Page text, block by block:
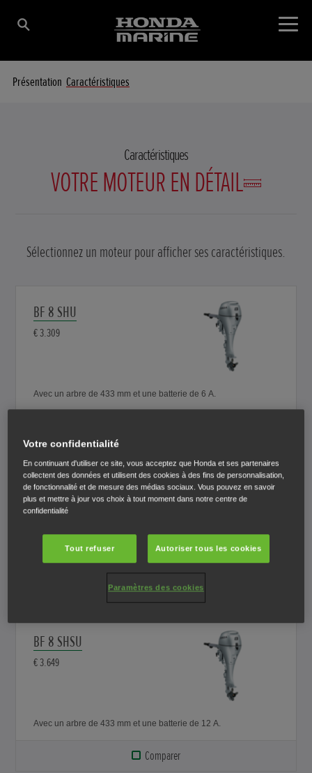
Présentation Caractéristiques
Caractéristiques
VOTRE MOTEUR EN DÉTAIL
Sélectionnez un moteur pour afficher ses caractéristiques.
BF 8 SHU
€ 3.309
Avec un arbre de 433 mm et une batterie de 6 A.
BF 8 LHU
€ 3.309
Comparer
BF 8 SHSU
€ 3.649
Avec un arbre de 433 mm et une batterie de 12 A.
Comparer
Votre confidentialité
En continuant d'utiliser ce site, vous acceptez que Honda et ses partenaires
collectent des données et utilisent des cookies à des fins de personnalisation,
de fonctionnalité et de mesure des médias sociaux. Vous pouvez en savoir
plus et mettre à jour vos choix à tout moment dans notre centre de
confidentialité
Tout refuser Autoriser tous les cookies
Paramètres des cookies